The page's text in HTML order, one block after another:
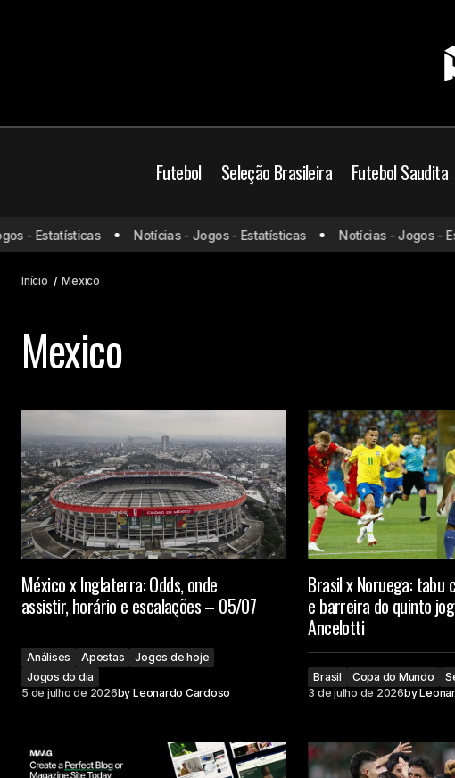
Futebol Seleção Brasileira Futebol Saudita
- Estatísticas Notícias - Jogos - Estatísticas Notícias - Jogos -
Início Mexico
Mexico
México x Inglaterra: Odds, onde
assistir, horário e escalações – 05/07
Análises Apostas
Jogos de hoje
Jogos do dia
5 de julho de 2026by Leonardo Cardoso
Brasil x Noruega: tabu
e barreira do quinto
Ancelotti
Brasil Copa do Mundo
3 de julho de 2026by